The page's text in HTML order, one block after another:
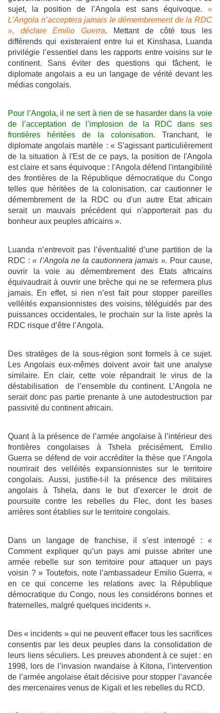
sujet, la position de l’Angola est sans équivoque. «
L’Angola n’acceptera jamais le démembrement de la RDC
», déclare Emilio Guerra. Mettant de côté tous les
différends qui existeraient entre lui et Kinshasa, Luanda
privilégie l’essentiel dans les rapports entre voisins sur le
continent. Sans éviter des questions qui fâchent, le
diplomate angolais a eu un langage de vérité devant les
médias congolais.
Pour l’Angola, il ne sert à rien de se hasarder dans la voie
de l’acceptation de l’implosion de la RDC dans ses
frontières héritées de la colonisation. Tranchant, le
diplomate angolais martèle : « S'agissant particulièrement
de la situation à l'Est de ce pays, la position de l'Angola
est claire et sans équivoque : l'Angola défend l'intangibilité
des frontières de la République démocratique du Congo
telles que héritées de la colonisation, car cautionner le
démembrement de la RDC ou d'un autre Etat africain
serait un mauvais précédent qui n'apporterait pas du
bonheur aux peuples africains ».
Luanda n’entrevoit pas l’éventualité d’une partition de la
RDC :« l’Angola ne la cautionnera jamais ». Pour cause,
ouvrir la voie au démembrement des Etats africains
équivaudrait à ouvrir une brèche qui ne se refermera plus
jamais. En effet, si rien n’est fait pour stopper pareilles
velléités expansionnistes des voisins, téléguidés par des
puissances occidentales, le prochain sur la liste après la
RDC risque d’être l’Angola.
Des stratèges de la sous-région sont formels à ce sujet.
Les Angolais eux-mêmes doivent avoir fait une analyse
similaire. En clair, cette voie répandrait le virus de la
déstabilisation de l’ensemble du continent. L’Angola ne
serait donc pas partie prenante à une autodestruction par
passivité du continent africain.
Quant à la présence de l’armée angolaise à l’intérieur des
frontières congolaises à Tshela précisément, Emilio
Guerra se défend de voir accréditer la thèse que l’Angola
nourrirait des velléités expansionnistes sur le territoire
congolais. Aussi, justifie-t-il la présence des militaires
angolais à Tshela, dans le but d’exercer le droit de
poursuite contre les rebelles du Flec, dont les bases
arrières sont établies sur le territoire congolais.
Dans un langage de franchise, il s’est interrogé : «
Comment expliquer qu’un pays ami puisse abriter une
armée rebelle sur son territoire pour attaquer un pays
voisin ? » Toutefois, note l’ambassadeur Emilio Guerra, «
en ce qui concerne les relations avec la République
démocratique du Congo, nous les considérons bonnes et
fraternelles, malgré quelques incidents ».
Des « incidents » qui ne peuvent effacer tous les sacrifices
consentis par les deux peuples dans la consolidation de
leurs liens séculiers. Les preuves abondent à ce sujet : en
1998, lors de l’invasion rwandaise à Kitona, l’intervention
de l’armée angolaise était décisive pour stopper l’avancée
des mercenaires venus de Kigali et les rebelles du RCD.